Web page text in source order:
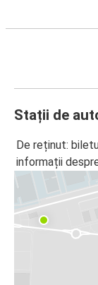
Stații de
De reținut:
informații